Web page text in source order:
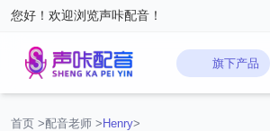
您好！欢迎浏览声咔配音！
旗下产品
首页 >配音老师 > ‌Henry‌>